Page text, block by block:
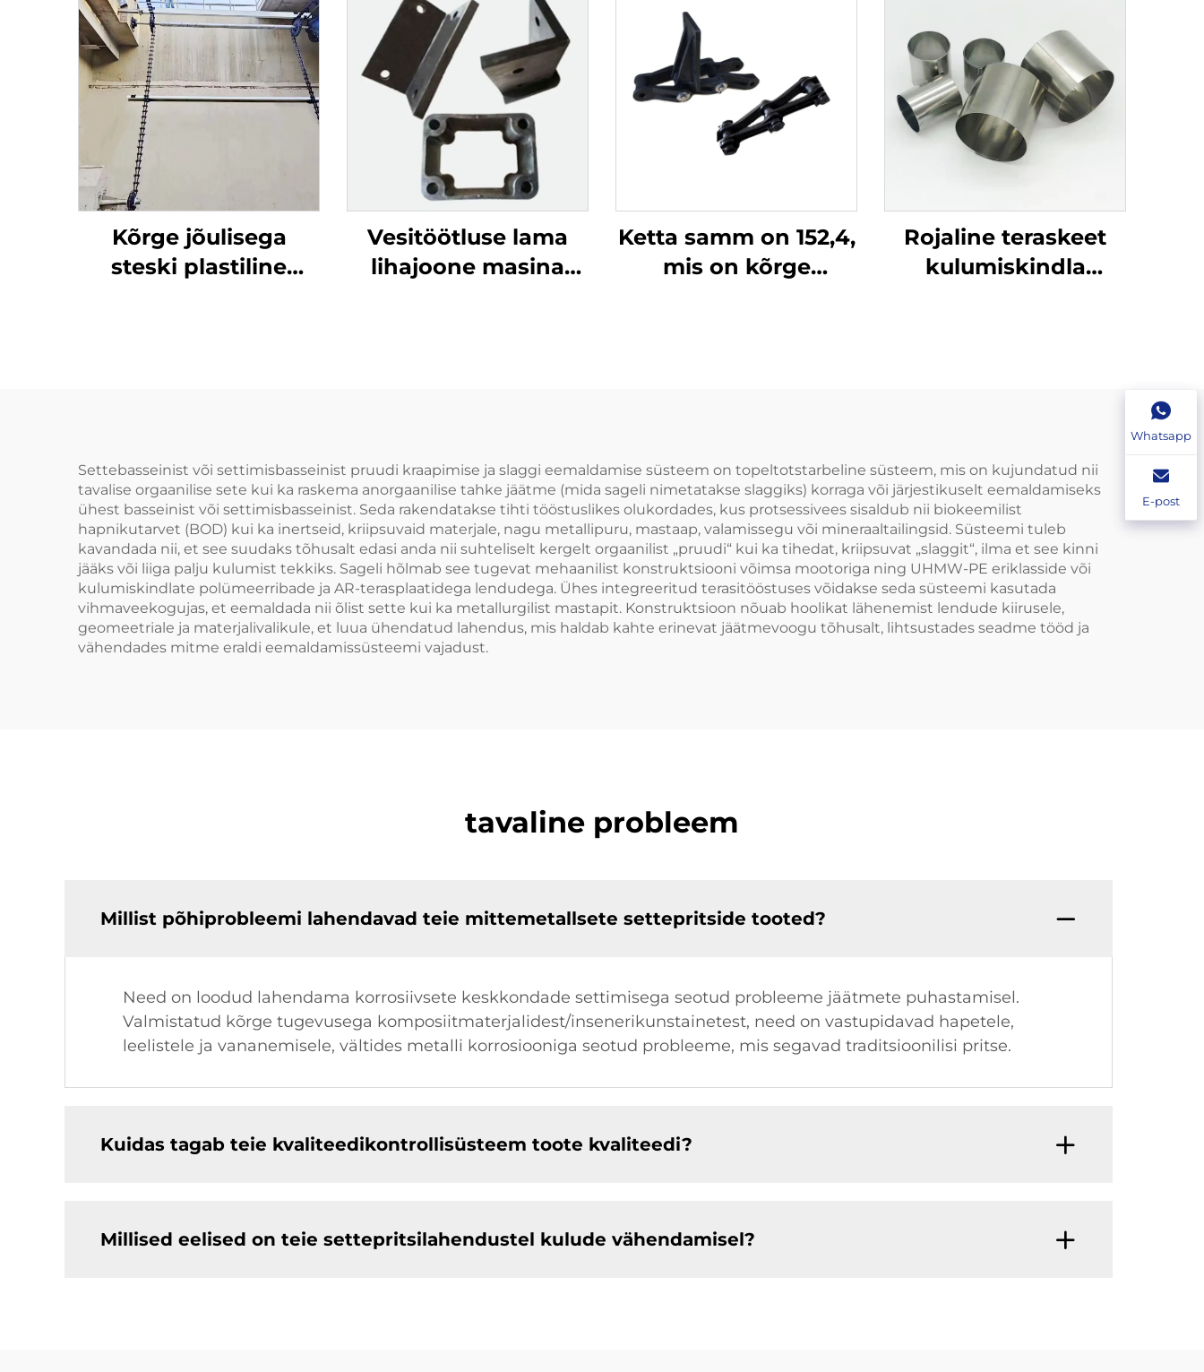
Kõrge jõulisega
steski plastiline
Vesitöötluse lama
lihajoone masina
Ketta samm on 152,4,
mis on kõrge
Rojaline teraskeet
kulumiskindla
Settebasseinist või settimisbasseinist pruudi kraapimise ja slaggi eemaldamise süsteem on topeltotstarbeline süsteem, mis on kujundatud nii
tavalise orgaanilise sete kui ka raskema anorgaanilise tahke jäätme (mida sageli nimetatakse slaggiks) korraga või järjestikuselt eemaldamiseks
ühest basseinist või settimisbasseinist. Seda rakendatakse tihti tööstuslikes olukordades, kus protsessivees sisaldub nii biokeemilist
hapnikutarvet (BOD) kui ka inertseid, kriipsuvaid materjale, nagu metallipuru, mastaap, valamissegu või mineraaltailingsid. Süsteemi tuleb
kavandada nii, et see suudaks tõhusalt edasi anda nii suhteliselt kergelt orgaanilist „pruudi“ kui ka tihedat, kriipsuvat „slaggit“, ilma et see kinni
jääks või liiga palju kulumist tekkiks. Sageli hõlmab see tugevat mehaanilist konstruktsiooni võimsa mootoriga ning UHMW-PE eriklasside või
kulumiskindlate polümeerribade ja AR-terasplaatidega lendudega. Ühes integreeritud terasitööstuses võidakse seda süsteemi kasutada
vihmaveekogujas, et eemaldada nii õlist sette kui ka metallurgilist mastapit. Konstruktsioon nõuab hoolikat lähenemist lendude kiirusele,
geomeetriale ja materjalivalikule, et luua ühendatud lahendus, mis haldab kahte erinevat jäätmevoogu tõhusalt, lihtsustades seadme tööd ja
vähendades mitme eraldi eemaldamissüsteemi vajadust.
tavaline probleem
Millist põhiprobleemi lahendavad teie mittemetallsete settepritside tooted?
Need on loodud lahendama korrosiivsete keskkondade settimisega seotud probleeme jäätmete puhastamisel.
Valmistatud kõrge tugevusega komposiitmaterjalidest/insenerikunstainetest, need on vastupidavad hapetele,
leelistele ja vananemisele, vältides metalli korrosiooniga seotud probleeme, mis segavad traditsioonilisi pritse.
Kuidas tagab teie kvaliteedikontrollisüsteem toote kvaliteedi?
Millised eelised on teie settepritsilahendustel kulude vähendamisel?
Whatsapp
E-post